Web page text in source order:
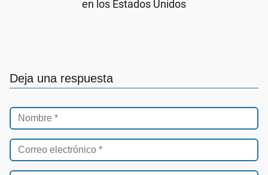
en los Estados Unidos
Deja una respuesta